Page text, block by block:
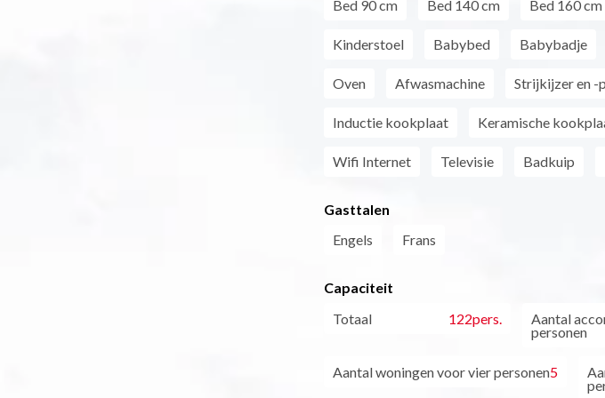
Bed 90 cm Bed 140 cm Bed 160 cm
Kinderstoel Babybed Babybadje
Oven Afwasmachine Strijkijzer en -
Inductie kookplaat Keramische
Wifi Internet Televisie Badkuip
Gasttalen
Engels
Frans
Capaciteit
Totaal
122pers. Aantal
personen
Aantal woningen voor vier personen5